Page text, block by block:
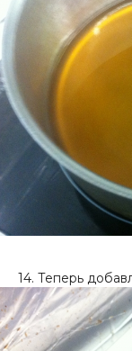
14. Теперь